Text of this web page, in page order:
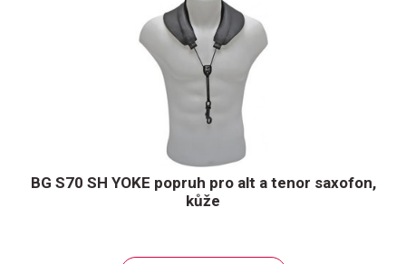
BG S70 SH YOKE popruh pro alt a tenor saxofon,
kůže